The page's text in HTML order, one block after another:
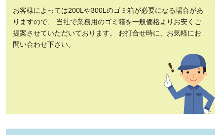
お客様によっては200Lや300Lのゴミ箱が必要になる場合があ
りますので、 当社で業務用のゴミ箱を一般価格よりお安くご
提案させていただいております。 お打合せ時に、お気軽にお
問い合わせ下さい。